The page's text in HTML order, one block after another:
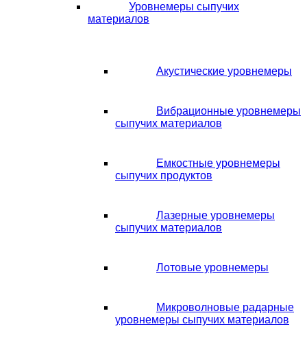
Уровнемеры сыпучих
материалов
Акустические уровнемеры
Вибрационные уровнемеры
сыпучих материалов
Емкостные уровнемеры
сыпучих продуктов
Лазерные уровнемеры
сыпучих материалов
Лотовые уровнемеры
Микроволновые радарные
уровнемеры сыпучих материалов